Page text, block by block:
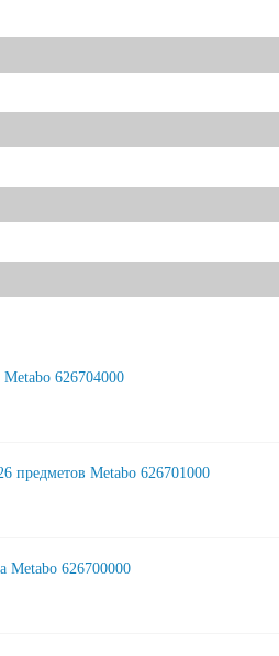
626704000
предметов Metabo 626701000
Metabo 626700000